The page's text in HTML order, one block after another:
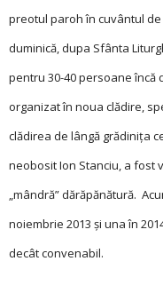
preotul paroh în cuvântul
duminică, dupa Sfânta
pentru 30-40 persoane încă
organizat în noua clădire,
clădirea de lângă grădiniţa
neobosit Ion Stanciu, a fost
„mândră” dărăpănătură.
noiembrie 2013 și una în
decât convenabil.